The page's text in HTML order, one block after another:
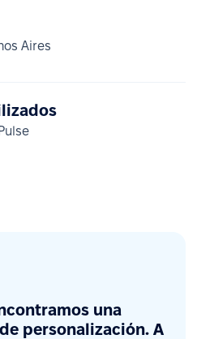
Aires
una
personalización. A